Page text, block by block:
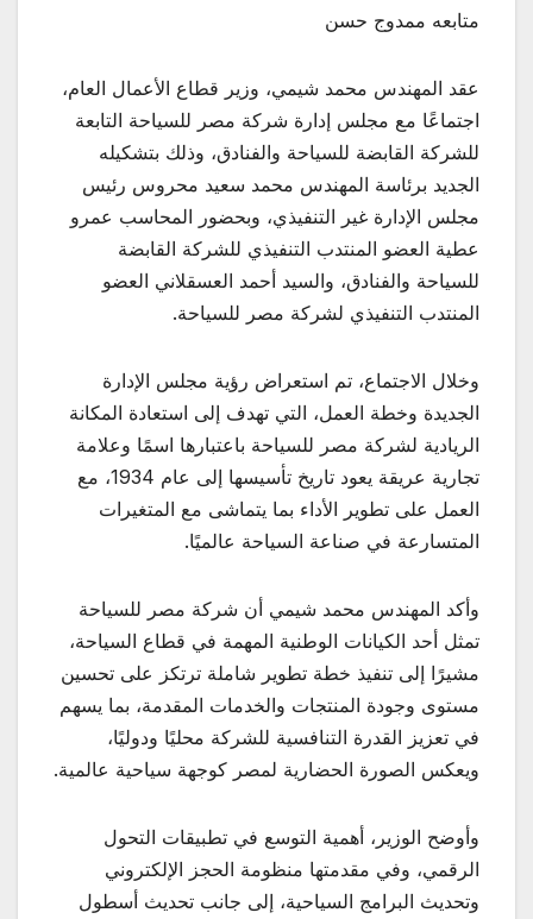
متابعه ممدوج حسن
عقد المهندس محمد شيمي، وزير قطاع الأعمال العام،
اجتماعًا مع مجلس إدارة شركة مصر للسياحة التابعة
للشركة القابضة للسياحة والفنادق، وذلك بتشكيله
الجديد برئاسة المهندس محمد سعيد محروس رئيس
مجلس الإدارة غير التنفيذي، وبحضور المحاسب عمرو
عطية العضو المنتدب التنفيذي للشركة القابضة
للسياحة والفنادق، والسيد أحمد العسقلاني العضو
المنتدب التنفيذي لشركة مصر للسياحة.
وخلال الاجتماع، تم استعراض رؤية مجلس الإدارة
الجديدة وخطة العمل، التي تهدف إلى استعادة المكانة
الريادية لشركة مصر للسياحة باعتبارها اسمًا وعلامة
تجارية عريقة يعود تاريخ تأسيسها إلى عام 1934، مع
العمل على تطوير الأداء بما يتماشى مع المتغيرات
المتسارعة في صناعة السياحة عالميًا.
وأكد المهندس محمد شيمي أن شركة مصر للسياحة
تمثل أحد الكيانات الوطنية المهمة في قطاع السياحة،
مشيرًا إلى تنفيذ خطة تطوير شاملة ترتكز على تحسين
مستوى وجودة المنتجات والخدمات المقدمة، بما يسهم
في تعزيز القدرة التنافسية للشركة محليًا ودوليًا،
ويعكس الصورة الحضارية لمصر كوجهة سياحية عالمية.
وأوضح الوزير، أهمية التوسع في تطبيقات التحول
الرقمي، وفي مقدمتها منظومة الحجز الإلكتروني
وتحديث البرامج السياحية، إلى جانب تحديث أسطول